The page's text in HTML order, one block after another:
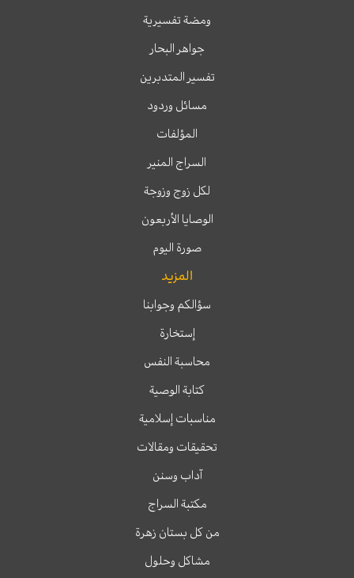
ومضة تفسيرية
جواهر البحار
تفسير المتدبرين
مسائل وردود
المؤلفات
السراج المنير
لكل زوج وزوجة
الوصايا الأربعون
صورة اليوم
المزيد
سؤالكم وجوابنا
إستخارة
محاسبة النفس
كتابة الوصية
مناسبات إسلامية
تحقيقات ومقالات
آداب وسنن
مكتبة السراج
من كل بستان زهرة
مشاكل وحلول